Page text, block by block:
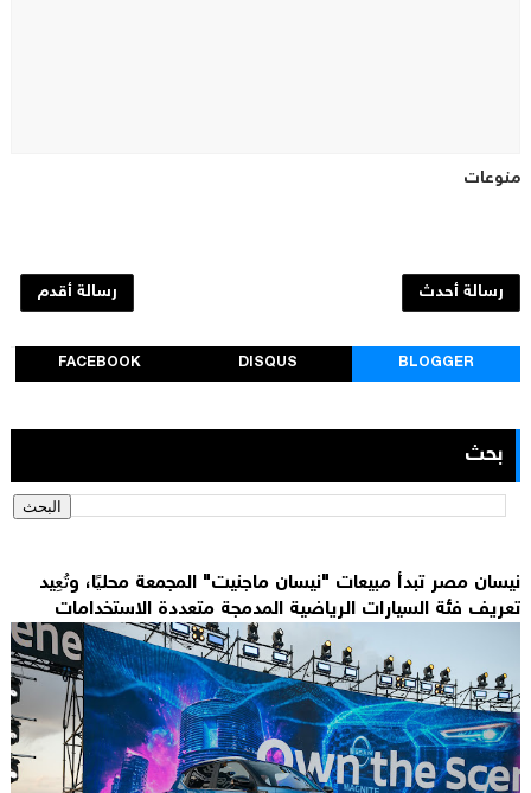
منوعات
رسالة أحدث رسالة أقدم
BLOGGER
DISQUS
FACEBOOK
بحث
نيسان مصر تبدأ مبيعات "نيسان ماجنيت" المجمعة محليًا، وتُعِيد
تعريف فئة السيارات الرياضية المدمجة متعددة الاستخدامات